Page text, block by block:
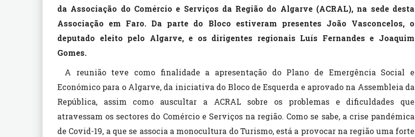
da Associação do Comércio e Serviços da Região do Algarve (ACRAL), na sede desta
Associação em Faro. Da parte do Bloco estiveram presentes João Vasconcelos, o
deputado eleito pelo Algarve, e os dirigentes regionais Luís Fernandes e Joaquim
Gomes.
A reunião teve como finalidade a apresentação do Plano de Emergência Social e
Económico para o Algarve, da iniciativa do Bloco de Esquerda e aprovado na Assembleia da
República, assim como auscultar a ACRAL sobre os problemas e dificuldades que
atravessam os sectores do Comércio e Serviços na região. Como se sabe, a crise pandémica
de Covid-19, a que se associa a monocultura do Turismo, está a provocar na região uma forte